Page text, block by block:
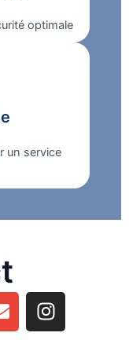
optimale
un service
I
n